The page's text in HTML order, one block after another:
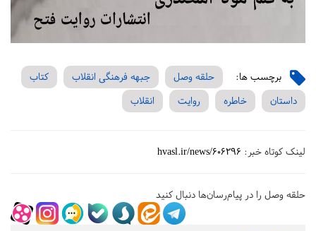
برچسب ها: حلقه وصل جبهه فرهنگی انقلاب
کتاب
داستان
خاطره روایت انقلاب
لینک کوتاه خبر: hvasl.ir/news/606296
حلقه وصل را در پیام‌رسان‌ها دنبال کنید